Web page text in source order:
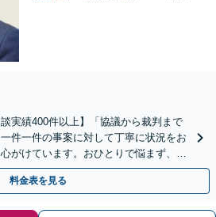
実績400件以上】「協議から裁判まで
件一件の事案に対して丁寧に状況をお
がけています。おひとりで悩まず、ぜ
室対応】【子連れ相談可】
料金表を見る